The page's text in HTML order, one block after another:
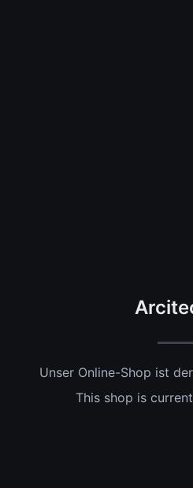
Unser Online-Shop ist
This shop is